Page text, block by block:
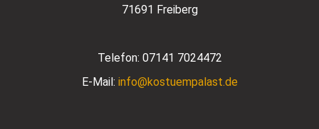
71691 Freiberg
Telefon: 07141 7024472
E-Mail: info@kostuempalast.de